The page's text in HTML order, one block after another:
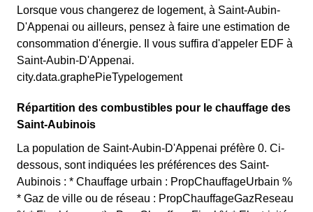
Lorsque vous changerez de logement, à Saint-Aubin-
D'Appenai ou ailleurs, pensez à faire une estimation de
consommation d'énergie. Il vous suffira d'appeler EDF à
Saint-Aubin-D'Appenai.
city.data.graphePieTypelogement
Répartition des combustibles pour le chauffage des
Saint-Aubinois
La population de Saint-Aubin-D'Appenai préfère 0. Ci-
dessous, sont indiquées les préférences des Saint-
Aubinois : * Chauffage urbain : PropChauffageUrbain %
* Gaz de ville ou de réseau : PropChauffageGazReseau